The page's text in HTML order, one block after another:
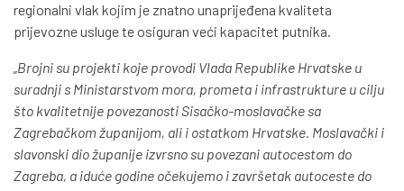
regionalni vlak kojim je znatno unaprijeđena kvaliteta
prijevozne usluge te osiguran veći kapacitet putnika.
„Brojni su projekti koje provodi Vlada Republike Hrvatske u
suradnji s Ministarstvom mora, prometa i infrastrukture u cilju
što kvalitetnije povezanosti Sisačko-moslavačke sa
Zagrebačkom županijom, ali i ostatkom Hrvatske. Moslavački i
slavonski dio županije izvrsno su povezani autocestom do
Zagreba, a iduće godine očekujemo i završetak autoceste do